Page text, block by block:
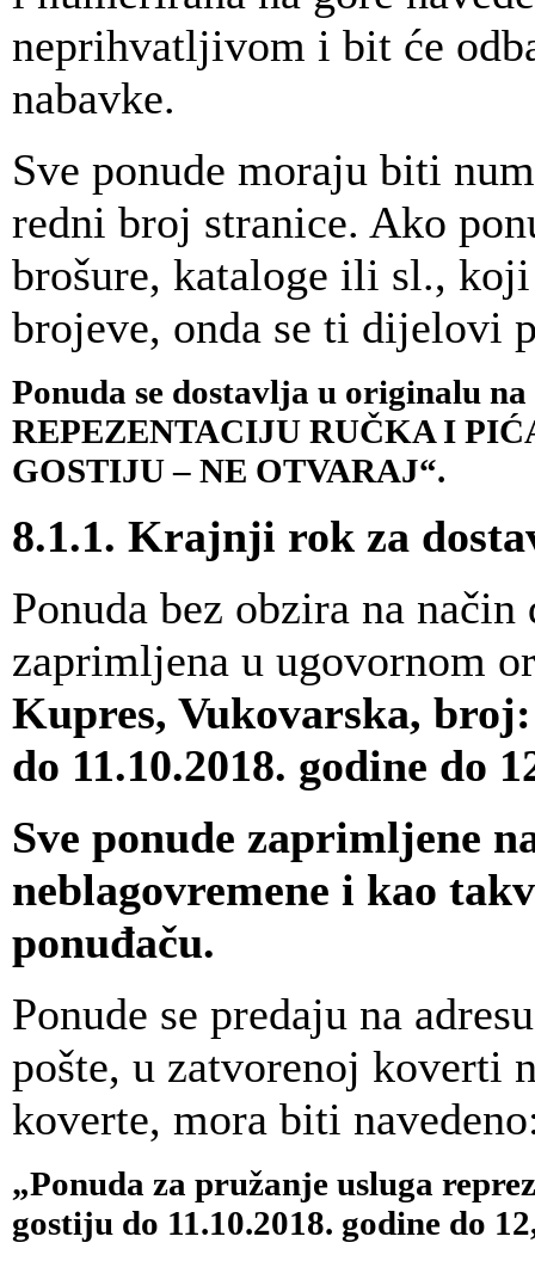
neprihvatljivom i bit će
nabavke.
Sve ponude moraju biti
redni broj stranice. Ako
brošure, kataloge ili sl.,
brojeve, onda se ti dijelovi
Ponuda se dostavlja u originalu
REPEZENTACIJU RUČKA I
GOSTIJU – NE OTVARAJ“.
8.1.1. Krajnji rok za
Ponuda bez obzira na
zaprimljena u ugovornom
Kupres, Vukovarska,
do 11.10.2018. godine do
Sve ponude zaprimljene
neblagovremene i kao
ponuđaču.
Ponude se predaju na
pošte, u zatvorenoj koverti
koverte, mora biti
„Ponuda za pružanje usluga
gostiju do 11.10.2018. godine do